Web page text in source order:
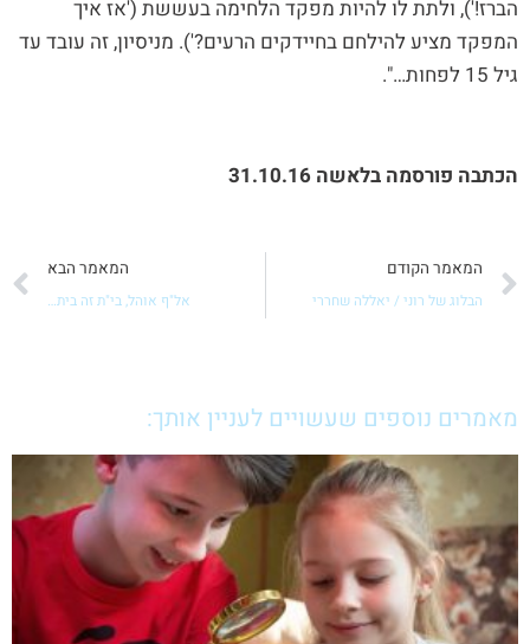
הברז!'), ולתת לו להיות מפקד הלחימה בעששת ('אז איך
המפקד מציע להילחם בחיידקים הרעים?'). מניסיון, זה עובד עד
גיל 15 לפחות…".
הכתבה פורסמה בלאשה 31.10.16
קודם
המאמר הקודם
הבלוג של רוני / יאללה שחררי
המאמר הבא
אל"ף אוהל, בי"ת זה בית…
מאמרים נוספים שעשויים לעניין אותך: